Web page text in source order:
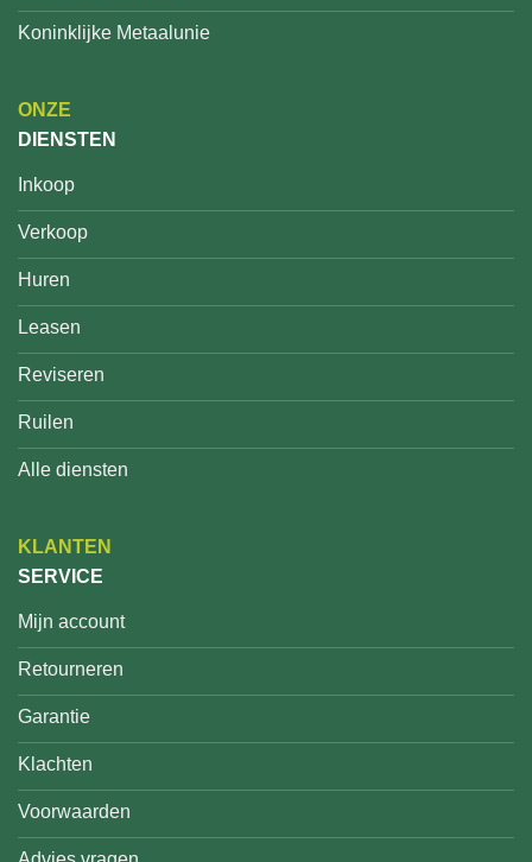
Koninklijke Metaalunie
ONZE
DIENSTEN
Inkoop
Verkoop
Huren
Leasen
Reviseren
Ruilen
Alle diensten
KLANTEN
SERVICE
Mijn account
Retourneren
Garantie
Klachten
Voorwaarden